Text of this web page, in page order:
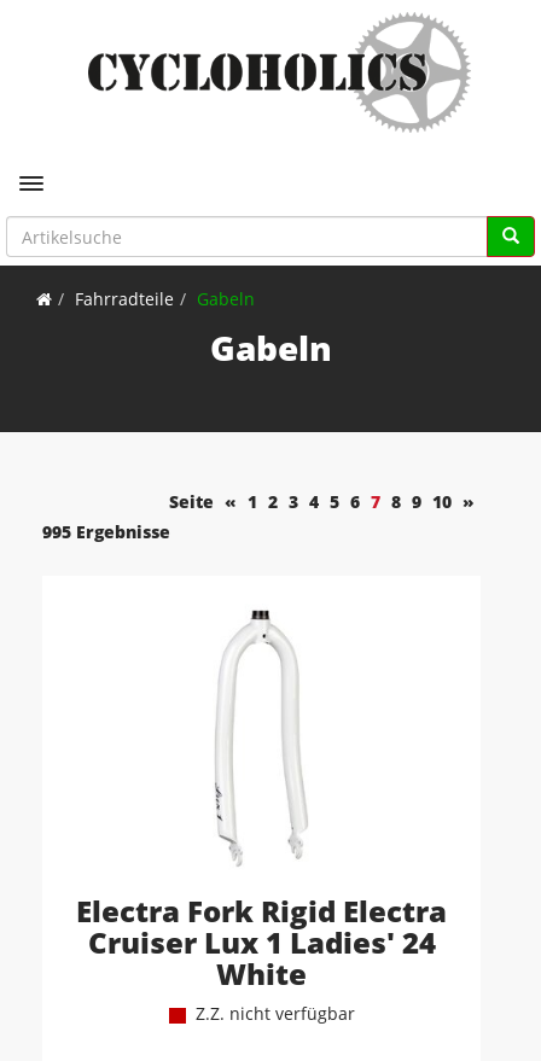
Toggle navigation
Fahrradteile Gabeln
Gabeln
Seite « 1 2 3 4 5 6 7 8 9 10 »
995 Ergebnisse
Electra Fork Rigid Electra
Cruiser Lux 1 Ladies' 24
White
Z.Z. nicht verfügbar